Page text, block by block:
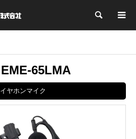
検索
EME-65LMA
イヤホンマイク